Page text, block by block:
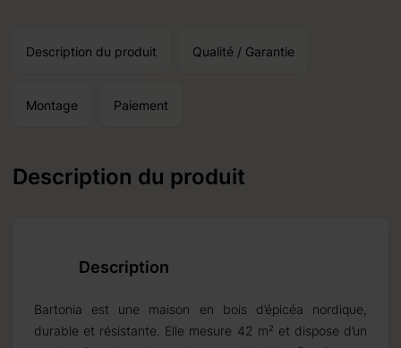
Description du produit Qualité / Garantie
Montage Paiement
Description du produit
Description
Bartonia est une maison en bois d’épicéa nordique,
durable et résistante. Elle mesure 42 m² et dispose d’un